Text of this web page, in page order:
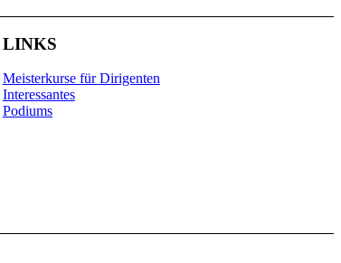
LINKS
Meisterkurse für Dirigenten
Interessantes
Podiums